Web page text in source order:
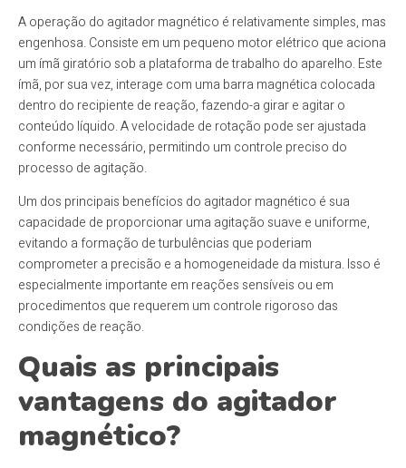
A operação do agitador magnético é relativamente simples, mas
engenhosa. Consiste em um pequeno motor elétrico que aciona
um ímã giratório sob a plataforma de trabalho do aparelho. Este
ímã, por sua vez, interage com uma barra magnética colocada
dentro do recipiente de reação, fazendo-a girar e agitar o
conteúdo líquido. A velocidade de rotação pode ser ajustada
conforme necessário, permitindo um controle preciso do
processo de agitação.
Um dos principais benefícios do agitador magnético é sua
capacidade de proporcionar uma agitação suave e uniforme,
evitando a formação de turbulências que poderiam
comprometer a precisão e a homogeneidade da mistura. Isso é
especialmente importante em reações sensíveis ou em
procedimentos que requerem um controle rigoroso das
condições de reação.
Quais as principais
vantagens do agitador
magnético?